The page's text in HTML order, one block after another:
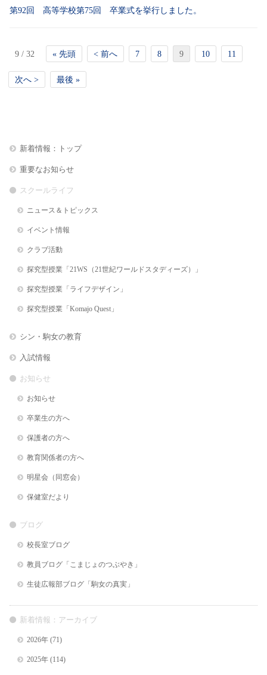
第92回 高等学校第75回 卒業式を挙行しました。
9 / 32 « 先頭 < 前へ 7 8 9 10 11
次へ > 最後 »
新着情報：トップ
重要なお知らせ
スクールライフ
ニュース＆トピックス
イベント情報
クラブ活動
探究型授業「21WS（21世紀ワールドスタディーズ）」
探究型授業「ライフデザイン」
探究型授業「Komajo Quest」
シン・駒女の教育
入試情報
お知らせ
お知らせ
卒業生の方へ
保護者の方へ
教育関係者の方へ
明星会（同窓会）
保健室だより
ブログ
校長室ブログ
教員ブログ「こまじょのつぶやき」
生徒広報部ブログ「駒女の真実」
新着情報：アーカイブ
2026年(71)
2025年(114)